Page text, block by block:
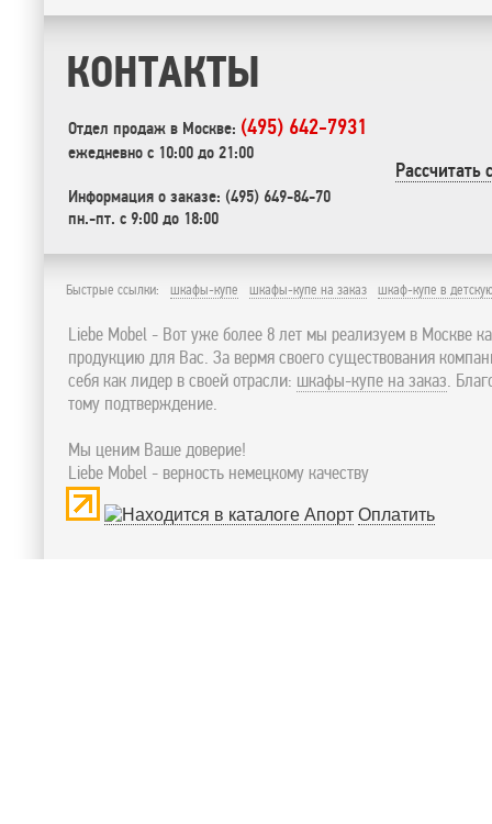
КОНТАКТЫ
Отдел продаж в Москве: (495) 642-7931
ежедневно с 10:00 до 21:00
Информация о заказе: (495) 649-84-70
пн.-пт. с 9:00 до 18:00
Быстрые ссылки: шкафы-купе шкафы-купе на заказ шкаф-купе в
Liebe Mobel - Вот уже более 8 лет мы реализуем в Москве
продукцию для Вас. За вермя своего существования
себя как лидер в своей отрасли: шкафы-купе на заказ.
тому подтверждение.
Мы ценим Ваше доверие!
Liebe Mobel - верность немецкому качеству
Оплатить